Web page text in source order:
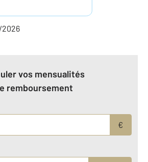
2026
vos mensualités
remboursement
€